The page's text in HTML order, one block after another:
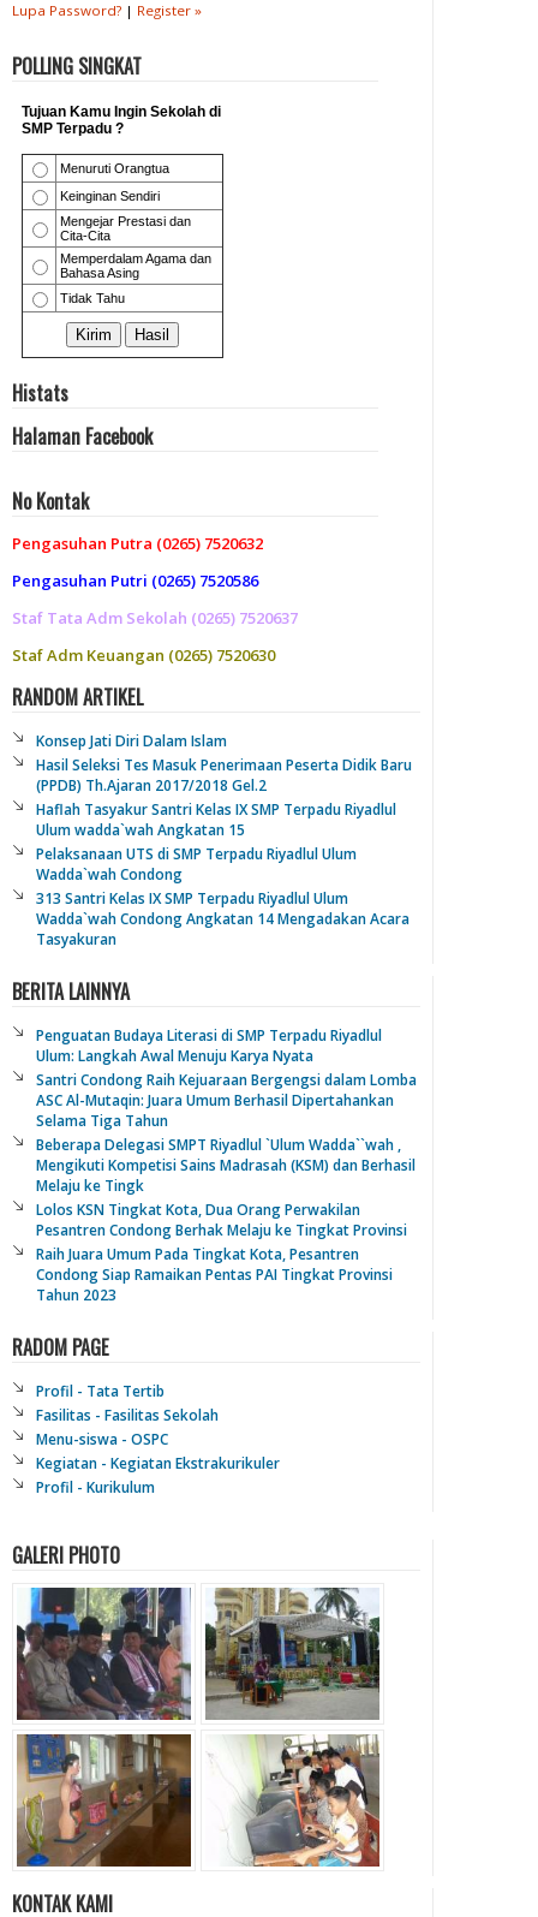
Lupa Password? | Register »
POLLING SINGKAT
Histats
Halaman Facebook
No Kontak
Pengasuhan Putra (0265) 7520632
Pengasuhan Putri (0265) 7520586
Staf Tata Adm Sekolah (0265) 7520637
Staf Adm Keuangan (0265) 7520630
RANDOM ARTIKEL
Konsep Jati Diri Dalam Islam
Hasil Seleksi Tes Masuk Penerimaan Peserta Didik Baru
(PPDB) Th.Ajaran 2017/2018 Gel.2
Haflah Tasyakur Santri Kelas IX SMP Terpadu Riyadlul
Ulum wadda`wah Angkatan 15
Pelaksanaan UTS di SMP Terpadu Riyadlul Ulum
Wadda`wah Condong
313 Santri Kelas IX SMP Terpadu Riyadlul Ulum
Wadda`wah Condong Angkatan 14 Mengadakan Acara
Tasyakuran
BERITA LAINNYA
Penguatan Budaya Literasi di SMP Terpadu Riyadlul
Ulum: Langkah Awal Menuju Karya Nyata
Santri Condong Raih Kejuaraan Bergengsi dalam Lomba
ASC Al-Mutaqin: Juara Umum Berhasil Dipertahankan
Selama Tiga Tahun
Beberapa Delegasi SMPT Riyadlul `Ulum Wadda``wah ,
Mengikuti Kompetisi Sains Madrasah (KSM) dan Berhasil
Melaju ke Tingk
Lolos KSN Tingkat Kota, Dua Orang Perwakilan
Pesantren Condong Berhak Melaju ke Tingkat Provinsi
Raih Juara Umum Pada Tingkat Kota, Pesantren
Condong Siap Ramaikan Pentas PAI Tingkat Provinsi
Tahun 2023
RADOM PAGE
Profil - Tata Tertib
Fasilitas - Fasilitas Sekolah
Menu-siswa - OSPC
Kegiatan - Kegiatan Ekstrakurikuler
Profil - Kurikulum
GALERI PHOTO
KONTAK KAMI